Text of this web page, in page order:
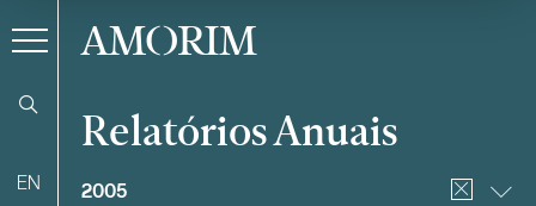
EN
AMORIM
Relatórios Anuais
Filtrar
2005